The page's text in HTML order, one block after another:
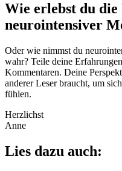
Wie erlebst du die
neurointensiver
Oder wie nimmst du
wahr? Teile deine
Kommentaren. Deine
anderer Leser braucht, um
fühlen.
Herzlichst
Anne
Lies dazu auch: